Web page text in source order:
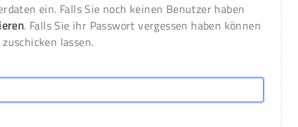
ein. Falls Sie noch keinen Benutzer haben
. Falls Sie ihr Passwort vergessen haben können
zuschicken lassen.